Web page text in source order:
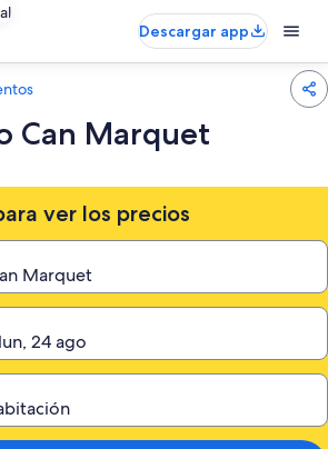
Descargar app
Can Marquet
ver los precios